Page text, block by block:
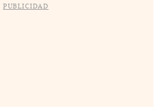
PUBLICIDAD